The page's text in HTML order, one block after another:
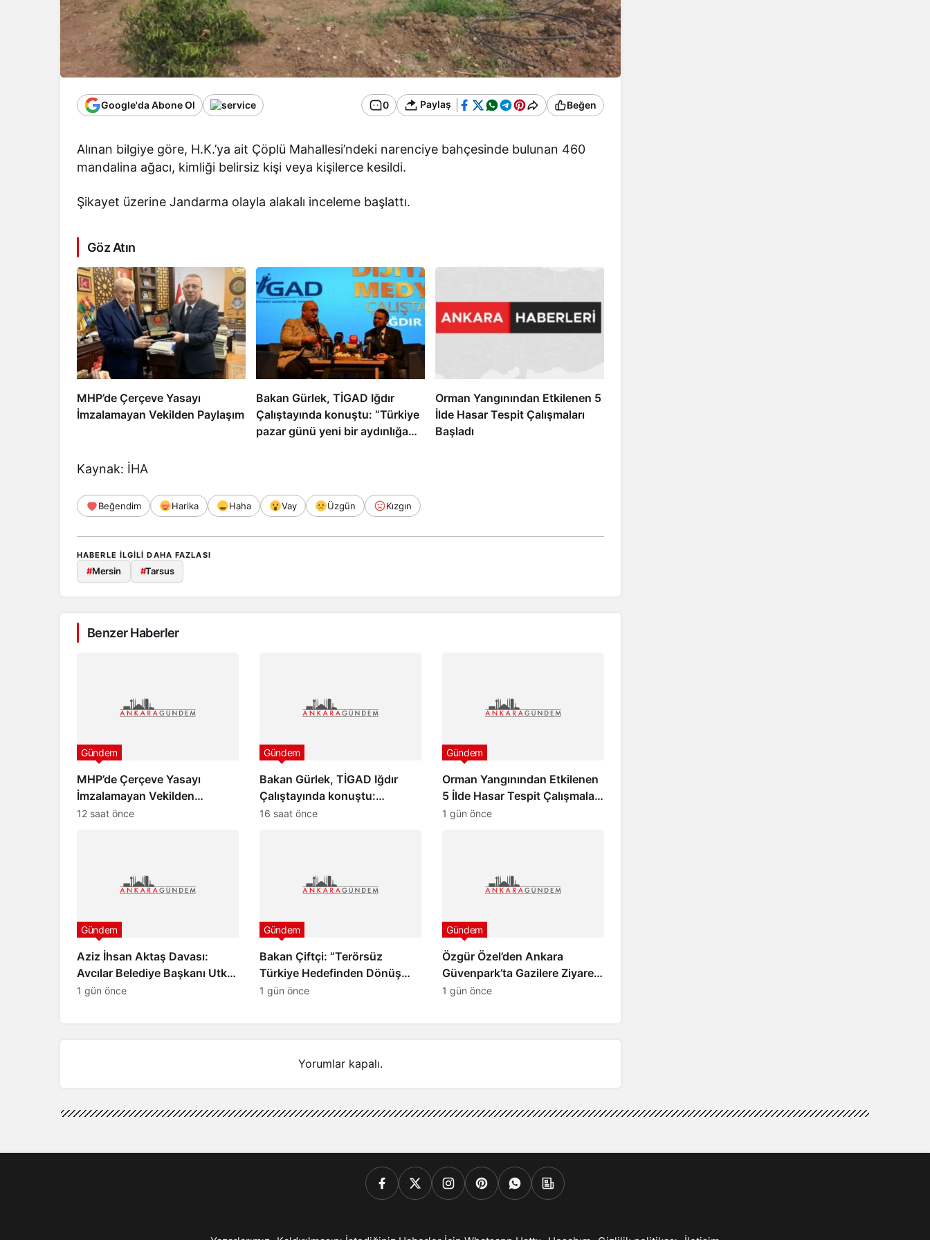
Google'da Abone Ol 0 Paylaş Beğen
Alınan bilgiye göre, H.K.’ya ait Çöplü Mahallesi’ndeki narenciye bahçesinde bulunan 460
mandalina ağacı, kimliği belirsiz kişi veya kişilerce kesildi.
Şikayet üzerine Jandarma olayla alakalı inceleme başlattı.
Göz Atın
MHP’de Çerçeve Yasayı
İmzalamayan Vekilden Paylaşım
Bakan Gürlek, TİGAD Iğdır
Çalıştayında konuştu: “Türkiye
pazar günü yeni bir aydınlığa
Orman Yangınından Etkilenen 5
İlde Hasar Tespit Çalışmaları
Başladı
Kaynak: İHA
Beğendim Harika Haha Vay Üzgün Kızgın
HABERLE ILGILI DAHA FAZLASI
#Mersin #Tarsus
Benzer Haberler
MHP’de Çerçeve Yasayı
İmzalamayan Vekilden
Paylaşım
Gündem
12 saat önce
Bakan Gürlek, TİGAD Iğdır
Çalıştayında konuştu:
“Türkiye pazar günü yeni bir
Gündem
16 saat önce
Orman Yangınından Etkilenen
5 İlde Hasar Tespit Çalışmaları
Başladı
Gündem
1 gün önce
Aziz İhsan Aktaş Davası:
Avcılar Belediye Başkanı Utku
Caner Çaykara ve Özcan
Gündem
1 gün önce
Bakan Çiftçi: “Terörsüz
Türkiye Hedefinden Dönüş
Yoktur”
Gündem
1 gün önce
Özgür Özel’den Ankara
Güvenpark’ta Gazilere Ziyaret
ve “Çerçeve Yasa” Mesajı
Gündem
1 gün önce
Yorumlar kapalı.